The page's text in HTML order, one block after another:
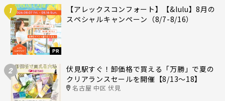
1
PR
【アレックスコンフォート】【&lulu】8月の
スペシャルキャンペーン（8/7-8/16）
2
伏見駅すぐ！卸価格で買える「万勝」で夏の
クリアランスセールを開催【8/13〜18】
名古屋 中区 伏見